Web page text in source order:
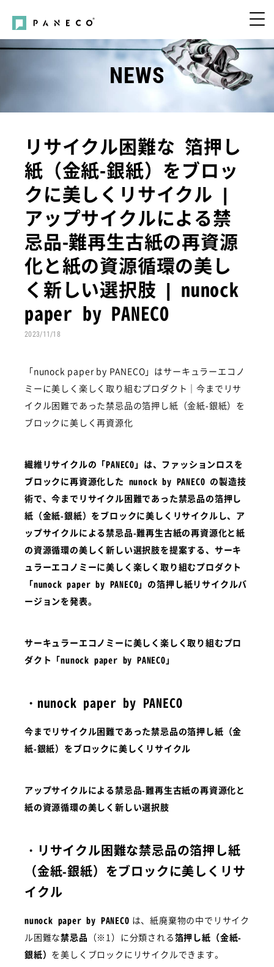
NEWS
リサイクル困難な 箔押し
紙（金紙-銀紙）をブロッ
クに美しくリサイクル |
アップサイクルによる禁
忌品-難再生古紙の再資源
化と紙の資源循環の美し
く新しい選択肢 | nunock
paper by PANECO
2023/11/18
「nunock paper by PANECO」はサーキュラーエコノ
ミーに美しく楽しく取り組むプロダクト｜今までリサ
イクル困難であった禁忌品の箔押し紙（金紙-銀紙）を
ブロックに美しく再資源化
繊維リサイクルの「PANECO」は、ファッションロスを
ブロックに再資源化した nunock by PANECO の製造技
術で、今までリサイクル困難であった禁忌品の箔押し
紙（金紙-銀紙）をブロックに美しくリサイクルし、ア
ップサイクルによる禁忌品-難再生古紙の再資源化と紙
の資源循環の美しく新しい選択肢を提案する、サーキ
ュラーエコノミーに美しく楽しく取り組むプロダクト
「nunock paper by PANECO」の箔押し紙リサイクルバ
ージョンを発表。
サーキュラーエコノミーに美しく楽しく取り組むプロ
ダクト「nunock paper by PANECO」
・ nunock paper by PANECO
今までリサイクル困難であった禁忌品の箔押し紙（金
紙-銀紙）をブロックに美しくリサイクル
アップサイクルによる禁忌品-難再生古紙の再資源化と
紙の資源循環の美しく新しい選択肢
・ リサイクル困難な禁忌品の箔押し紙
（金紙-銀紙）をブロックに美しくリサ
イクル
nunock paper by PANECO は、紙廃棄物の中でリサイク
ル困難な禁忌品 （※1）に分類される箔押し紙（金紙-
銀紙） を美しくブロックにリサイクルできます。